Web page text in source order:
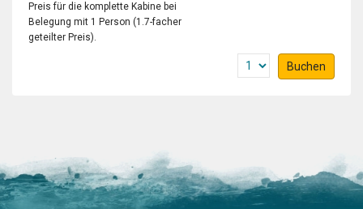
Preis für die komplette Kabine bei
Belegung mit 1 Person (1.7-facher
geteilter Preis).
Buchen